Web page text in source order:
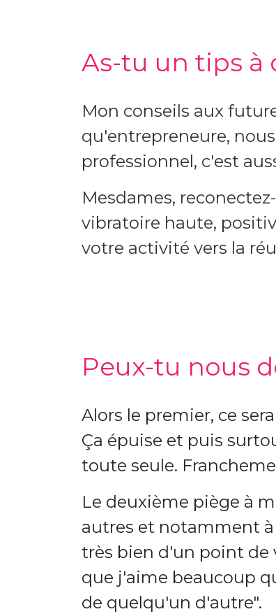
As-tu un tips à
Mon conseils aux
qu'entrepreneure,
professionnel, c'est
Mesdames,
vibratoire haute,
votre activité vers la
Peux-tu nous
Alors le premier, ce
Ça épuise et puis
toute seule.
Le deuxième piège à
autres et notamment
très bien d'un point de
que j'aime beaucoup
de quelqu'un d'autre".